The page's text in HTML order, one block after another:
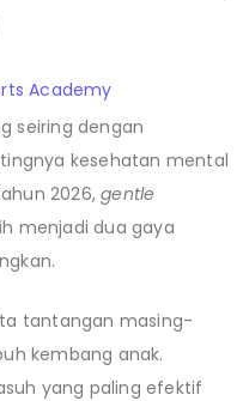
Academy
seiring dengan
kesehatan mental
2026,gentle
menjadi dua gaya
tantangan masing-
kembang anak.
yang paling efektif